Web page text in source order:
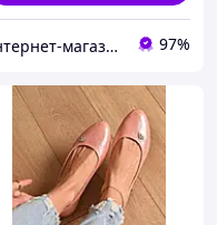
Інтернет-магазин Minimalka.com - мінімальні ціни на одяг та взуття, спідню білизну та інші товари 97%